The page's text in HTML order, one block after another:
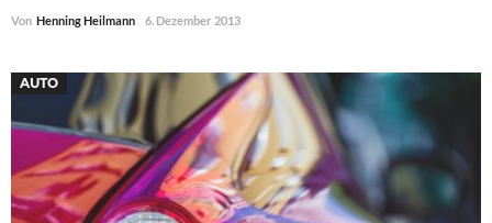
Von Henning Heilmann 6. Dezember 2013
AUTO